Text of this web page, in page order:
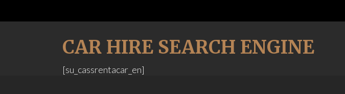
CAR HIRE SEARCH ENGINE
[su_cassrentacar_en]